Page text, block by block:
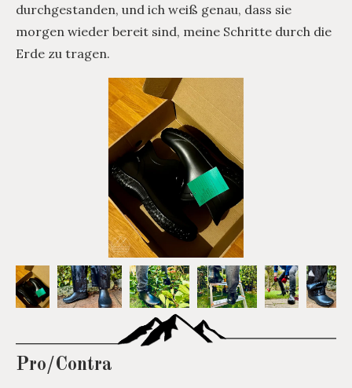
durchgestanden, und ich weiß genau, dass sie
morgen wieder bereit sind, meine Schritte durch die
Erde zu tragen.
Pro/Contra